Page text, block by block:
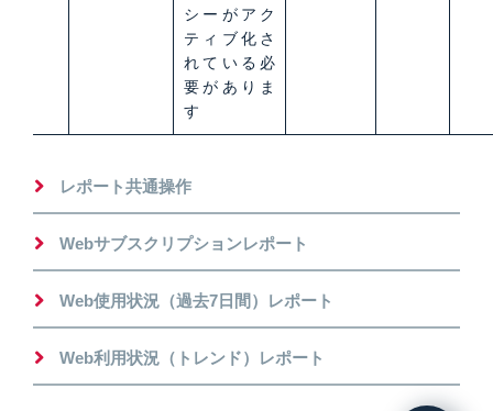
シーがアク
ティブ化さ
れている必
要がありま
す
レポート共通操作
Webサブスクリプションレポート
Web使用状況（過去7日間）レポート
Web利用状況（トレンド）レポート